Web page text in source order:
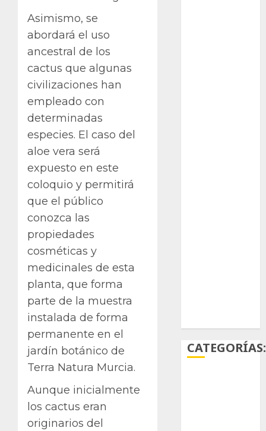
Asimismo, se
abordará el uso
ancestral de los
cactus que algunas
civilizaciones han
empleado con
determinadas
especies. El caso del
aloe vera será
expuesto en este
coloquio y permitirá
que el público
conozca las
propiedades
cosméticas y
medicinales de esta
planta, que forma
parte de la muestra
instalada de forma
permanente en el
jardín botánico de
Terra Natura Murcia.
Aunque inicialmente
los cactus eran
originarios del
CATEGORÍAS: